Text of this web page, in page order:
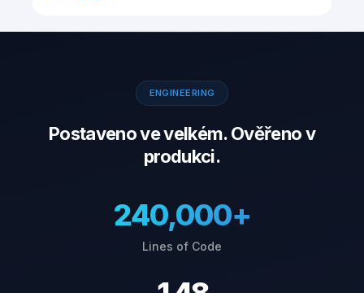
ENGINEERING
Postaveno ve velkém. Ověřeno v
produkci.
240,000+
Lines of Code